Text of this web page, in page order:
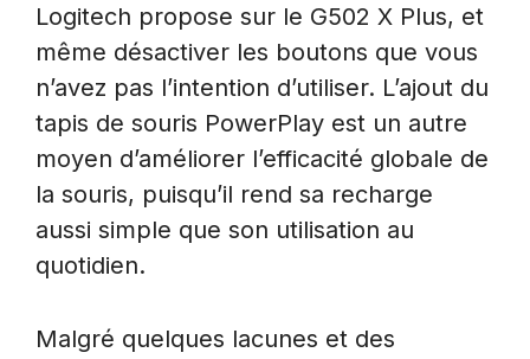
Logitech propose sur le G502 X Plus, et
même désactiver les boutons que vous
n’avez pas l’intention d’utiliser. L’ajout du
tapis de souris PowerPlay est un autre
moyen d’améliorer l’efficacité globale de
la souris, puisqu’il rend sa recharge
aussi simple que son utilisation au
quotidien.
Malgré quelques lacunes et des